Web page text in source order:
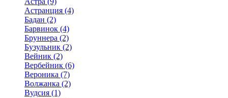
Астранция (4)
Бадан (2)
Барвинок (4)
Бруннера (2)
Бузульник (2)
Вейник (2)
Вербейник (6)
Вероника (7)
Волжанка (2)
Вудсия (1)